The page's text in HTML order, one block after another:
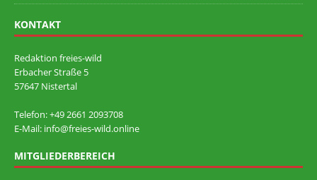
KONTAKT
Redaktion freies-wild
Erbacher Straße 5
57647 Nistertal
Telefon: +49 ‭2661 2093708
E-Mail: info@freies-wild.online
MITGLIEDERBEREICH